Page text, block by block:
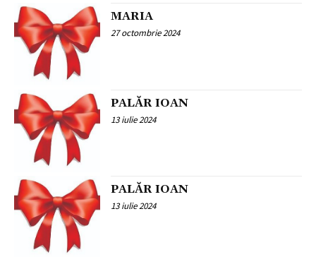
MARIA
27 octombrie 2024
PALĂR IOAN
13 iulie 2024
PALĂR IOAN
13 iulie 2024